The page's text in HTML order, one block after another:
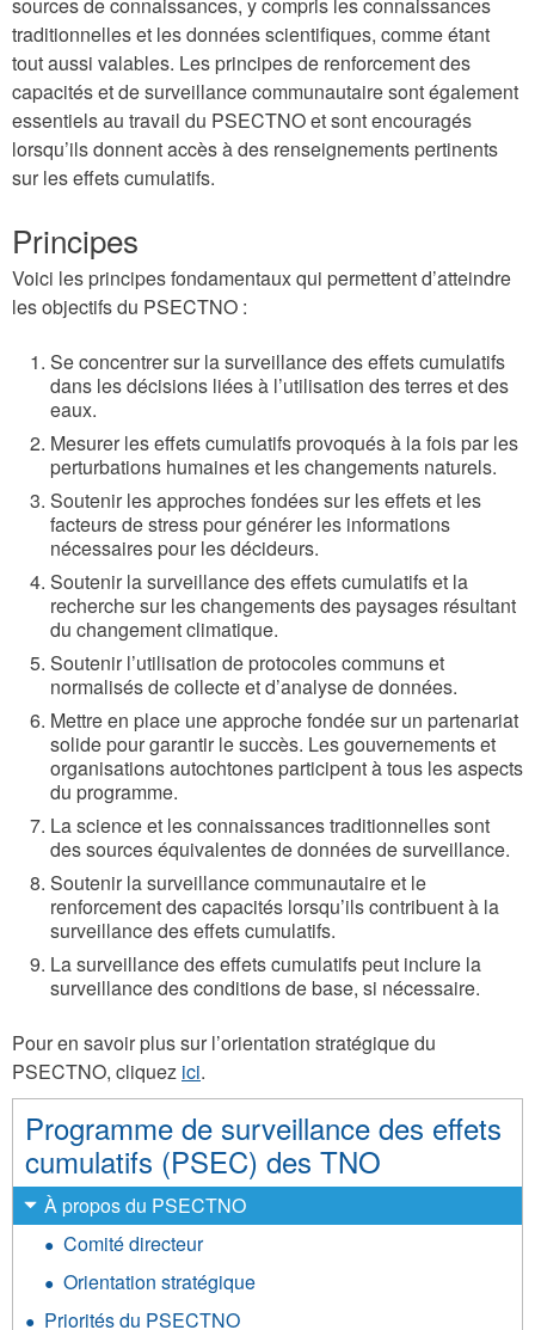
traditionnelles et les données scientifiques, comme étant
tout aussi valables. Les principes de renforcement des
capacités et de surveillance communautaire sont également
essentiels au travail du PSECTNO et sont encouragés
lorsqu’ils donnent accès à des renseignements pertinents
sur les effets cumulatifs.
Principes
Voici les principes fondamentaux qui permettent d’atteindre
les objectifs du PSECTNO :
Se concentrer sur la surveillance des effets cumulatifs
dans les décisions liées à l’utilisation des terres et des
eaux.
Mesurer les effets cumulatifs provoqués à la fois par les
perturbations humaines et les changements naturels.
Soutenir les approches fondées sur les effets et les
facteurs de stress pour générer les informations
nécessaires pour les décideurs.
Soutenir la surveillance des effets cumulatifs et la
recherche sur les changements des paysages résultant
du changement climatique.
Soutenir l’utilisation de protocoles communs et
normalisés de collecte et d’analyse de données.
Mettre en place une approche fondée sur un partenariat
solide pour garantir le succès. Les gouvernements et
organisations autochtones participent à tous les aspects
du programme.
La science et les connaissances traditionnelles sont
des sources équivalentes de données de surveillance.
Soutenir la surveillance communautaire et le
renforcement des capacités lorsqu’ils contribuent à la
surveillance des effets cumulatifs.
La surveillance des effets cumulatifs peut inclure la
surveillance des conditions de base, si nécessaire.
Pour en savoir plus sur l’orientation stratégique du
PSECTNO, cliquez ici.
Programme de surveillance des effets
cumulatifs (PSEC) des TNO
À propos du PSECTNO
Comité directeur
Orientation stratégique
Priorités du PSECTNO